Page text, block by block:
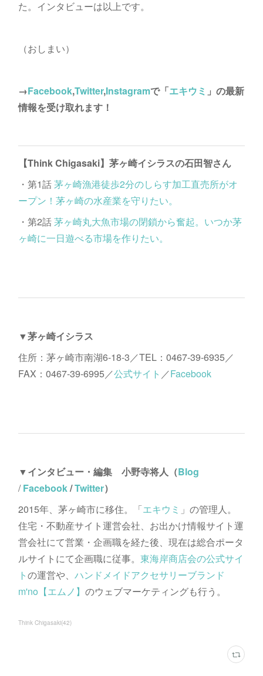
た。インタビューは以上です。
（おしまい）
→Facebook,Twitter,Instagramで「エキウミ 」の最新
情報を受け取れます！
【Think Chigasaki】茅ヶ崎イシラスの石田智さん
・第1話茅ヶ崎漁港徒歩2分のしらす加工直売所がオ
ープン！茅ヶ崎の水産業を守りたい。
・第2話茅ヶ崎丸大魚市場の閉鎖から奮起。いつか茅
ヶ崎に一日遊べる市場を作りたい。
▼茅ヶ崎イシラス
住所：茅ヶ崎市南湖6-18-3／TEL：0467-39-6935／
FAX：0467-39-6995／公式サイト ／Facebook
▼インタビュー・編集 小野寺将人（Blog
/Facebook/Twitter）
2015年、茅ヶ崎市に移住。「エキウミ 」の管理人。
住宅・不動産サイト運営会社、お出かけ情報サイト運
営会社にて営業・企画職を経た後、現在は総合ポータ
ルサイトにて企画職に従事。 東海岸商店会の公式サイ
トの運営や、 ハンドメイドアクセサリーブランド
m'no【エムノ】 のウェブマーケティングも行う。
Think Chigasaki(42)